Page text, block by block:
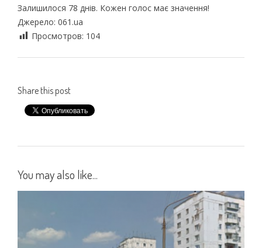
Залишилося 78 днів. Кожен голос має значення!
Джерело: 061.ua
Просмотров: 104
Share this post
You may also like...